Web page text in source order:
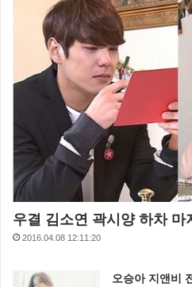
우결 김소연 곽시양 하차 마
2016.04.08 12:11:20
오승아 지앤비